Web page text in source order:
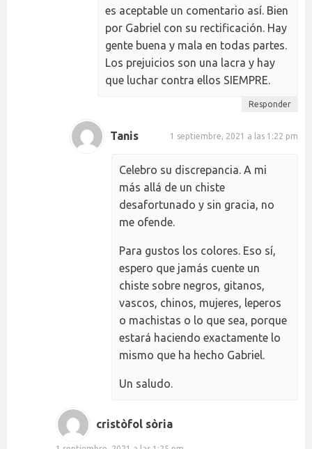
es aceptable un comentario así. Bien
por Gabriel con su rectificación. Hay
gente buena y mala en todas partes.
Los prejuicios son una lacra y hay
que luchar contra ellos SIEMPRE.
Responder
Tanis 1 septiembre, 2021 a las 1:22 pm
Celebro su discrepancia. A mi
más allá de un chiste
desafortunado y sin gracia, no
me ofende.
Para gustos los colores. Eso sí,
espero que jamás cuente un
chiste sobre negros, gitanos,
vascos, chinos, mujeres, leperos
o machistas o lo que sea, porque
estará haciendo exactamente lo
mismo que ha hecho Gabriel.
Un saludo.
cristòfol sòria